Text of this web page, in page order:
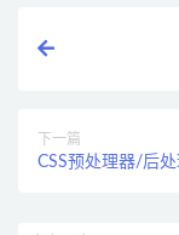
下一篇
CSS预处理器/后